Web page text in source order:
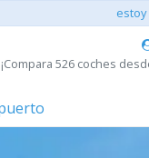
526 coches